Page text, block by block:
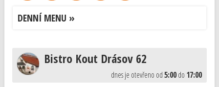
DENNÍ MENU »
Bistro Kout Drásov 62
dnes je otevřeno od5:00do 17:00